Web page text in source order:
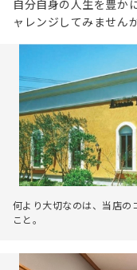
自分自身の人生を豊か
ャレンジしてみません
何より大切なのは、当店の
こと。